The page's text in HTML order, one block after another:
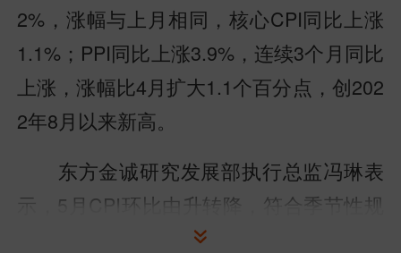
2%，涨幅与上月相同，核心CPI同比上涨
1.1%；PPI同比上涨3.9%，连续3个月同比
上涨，涨幅比4月扩大1.1个百分点，创202
2年8月以来新高。
东方金诚研究发展部执行总监冯琳表
示，5月CPI环比由升转降，符合季节性规
律，同比涨幅与上月持平，主要是当月汽